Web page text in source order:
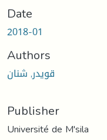
Date
2018-01
Authors
قويدر, شنان
Publisher
Université de M'sila